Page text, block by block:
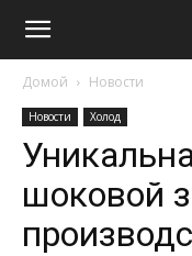
Домой Новости
Новости Холод
шоковой